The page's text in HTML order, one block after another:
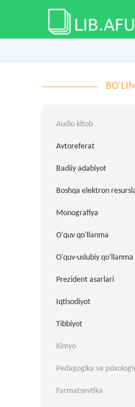
Audio kitob
Avtoreferat
Badiiy adabiyot
Boshqa elektron
Monografiya
O'quv qo'llanma
O'quv-uslubiy qo'llanma
Prezident asarlari
Iqtisodiyot
Tibbiyot
Kimyo
Pedagogika va
Farmatsevtika